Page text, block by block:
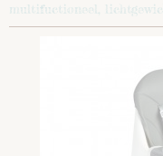
multifuctioneel,